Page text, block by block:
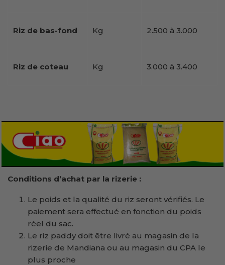
Riz de bas-fond Kg 2.500 à 3.000
Riz de coteau Kg 3.000 à 3.400
Conditions d’achat par la rizerie :
Le poids et la qualité du riz seront vérifiés. Le
paiement sera effectué en fonction du poids
réel du sac.
Le riz paddy doit être livré au magasin de la
rizerie de Mandiana ou au magasin du CPA le
plus proche